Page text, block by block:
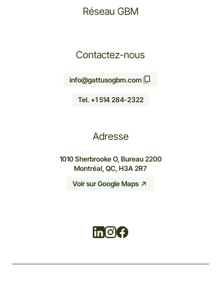
Réseau GBM
Contactez-nous
info@gattusogbm.com
Tel. +1 514 284-2322
Adresse
1010 Sherbrooke O, Bureau 2200
Montréal, QC, H3A 2R7
Voir sur Google Maps
LinkedinInstagram